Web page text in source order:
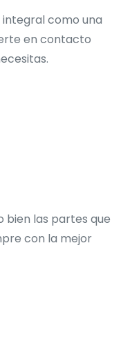
como una
en contacto
bien las partes que
con la mejor